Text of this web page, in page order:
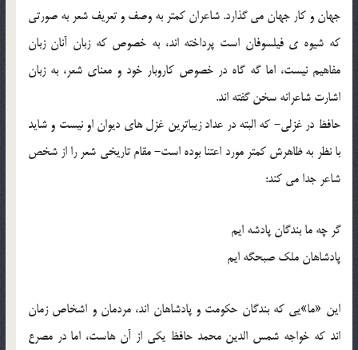
جهان و کار جهان می گذارد. شاعران کمتر به وصف و تعریف شعر به صورتی
که شیوه ی فیلسوفان است پرداخته اند، به خصوص که زبان آنان زبان
مفاهیم نیست، اما گه گاه در خصوص کاروبار خود و معنای شعر، به زبان
اشارت شاعرانه سخن گفته اند.
حافظ در غزلی- که البته در عداد زیباترین غزل های دیوان او نیست و شاید
با نظر به ظاهرش کمتر مورد اعتنا بوده است- مقام تاریخی شعر را از شخص
شاعر جدا می کند:
گر چه ما بندگان پادشه ایم
پادشاهان ملک صبحگه ایم
این «ما»یی که بندگان حکومت و پادشاهان اند، مردمان و اشخاص زمان
اند که خواجه شمس الدین محمد حافظ یکی از آن هاست، اما در مصرع